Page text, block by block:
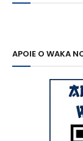
APOIE O WAKA